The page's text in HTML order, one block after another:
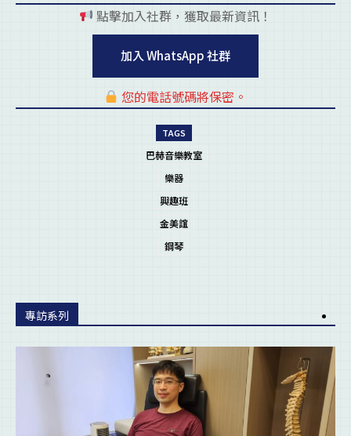
點擊加入社群，獲取最新資訊！
加入 WhatsApp 社群
您的電話號碼將保密。
TAGS
巴赫音樂教室
樂器
興趣班
金美誼
鋼琴
專訪系列